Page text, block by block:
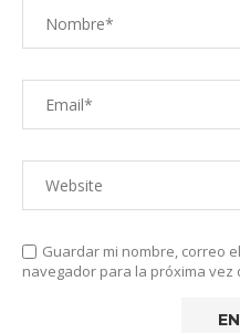
Guardar mi nombre, correo
navegador para la próxima vez